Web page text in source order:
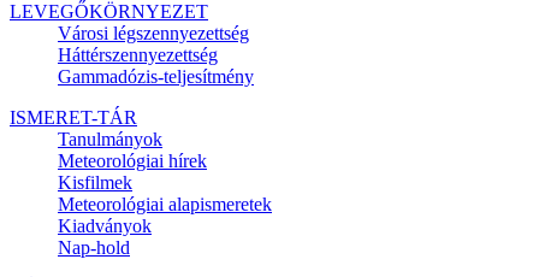
LEVEGŐKÖRNYEZET
Városi légszennyezettség
Háttérszennyezettség
Gammadózis-teljesítmény
ISMERET-TÁR
Tanulmányok
Meteorológiai hírek
Kisfilmek
Meteorológiai alapismeretek
Kiadványok
Nap-hold